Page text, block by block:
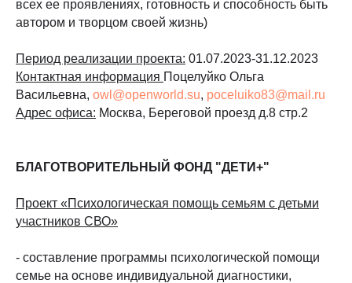
всех ее проявлениях, готовность и способность быть
автором и творцом своей жизнь)
Период реализации проекта: 01.07.2023-31.12.2023
Контактная информация Поцелуйко Ольга
Васильевна, owl@openworld.su, poceluiko83@mail.ru
Адрес офиса: Москва, Береговой проезд д.8 стр.2
БЛАГОТВОРИТЕЛЬНЫЙ ФОНД "ДЕТИ+"
Проект «Психологическая помощь семьям с детьми
участников СВО»
- составление программы психологической помощи
семье на основе индивидуальной диагностики,